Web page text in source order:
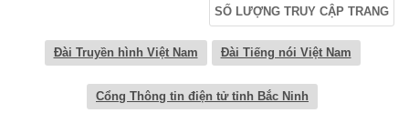
SỐ LƯỢNG TRUY CẬP TRANG
Đài Truyền hình Việt Nam Đài Tiếng nói Việt Nam
Cổng Thông tin điện tử tỉnh Bắc Ninh